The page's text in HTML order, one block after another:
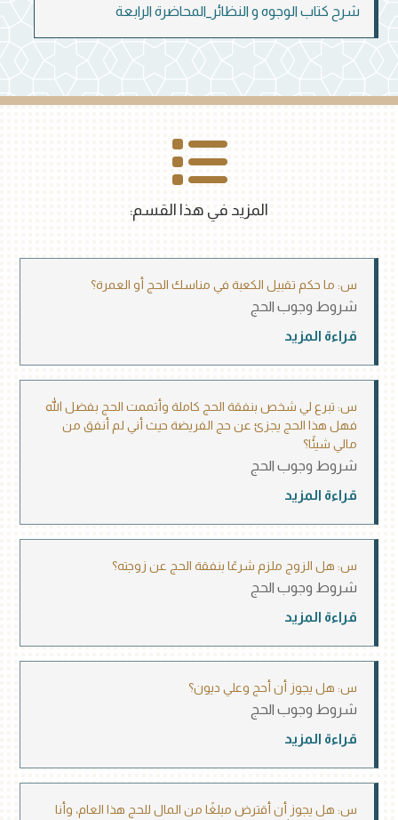
شرح كتاب الوجوه و النظائر_المحاضرة الرابعة
س: ما حكم تقبيل الكعبة في مناسك الحج أو العمرة؟
شروط وجوب الحج
قراءة المزيد
س: تبرع لي شخص بنفقة الحج كاملة وأتممت الحج بفضل الله
فهل هذا الحج يجزئ عن حج الفريضة حيث أني لم أنفق من
مالي شيئًا؟
شروط وجوب الحج
قراءة المزيد
س: هل الزوج ملزم شرعًا بنفقة الحج عن زوجته؟
شروط وجوب الحج
قراءة المزيد
س: هل يجوز أن أحج وعلي ديون؟
شروط وجوب الحج
قراءة المزيد
س: هل يجوز أن أقترض مبلغًا من المال للحج هذا العام، وأنا
المزيد في هذا القسم: